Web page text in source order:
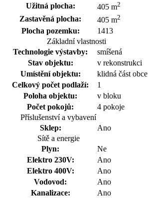
Užitná plocha:
405 m2
Zastavěná plocha: 405 m2
Plocha pozemku:
1413
Základní vlastnosti
Technologie výstavby:
smíšená
Stav objektu:
v rekonstrukci
Umístění objektu:
klidná část obce
Celkový počet podlaží:
1
Poloha objektu:
v bloku
Počet pokojů:
4 pokoje
Příslušenství a vybavení
Sklep:
Ano
Sítě a energie
Plyn:
Ne
Elektro 230V:
Ano
Elektro 400V:
Ano
Vodovod:
Ano
Kanalizace:
Ano